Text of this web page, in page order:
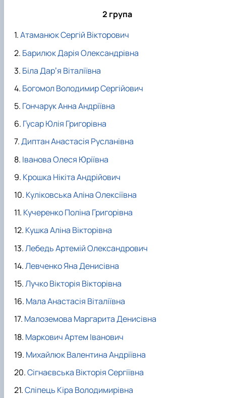
2 група
Атаманюк Сергій Вікторович
Барилюк Дарія Олександрівна
Біла Дарʼя Віталіївна
Богомол Володимир Сергійович
Гончарук Анна Андріївна
Гусар Юлія Григорівна
Диптан Анастасія Русланівна
Іванова Олеся Юріївна
Крошка Нікіта Андрійович
Куліковська Аліна Олексіївна
Кучеренко Поліна Григорівна
Кушка Аліна Вікторівна
Лебедь Артемій Олександрович
Левченко Яна Денисівна
Лучко Вікторія Вікторівна
Мала Анастасія Віталіївна
Малоземова Маргарита Денисівна
Маркович Артем Іванович
Михайлюк Валентина Андріївна
Сігнаєвська Вікторія Сергіївна
Сліпець Кіра Володимирівна